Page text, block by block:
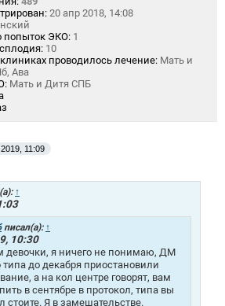
20 апр 2018, 14:08
попыток ЭКО: 1
10
проводилось лечение: Мать и
Ава
Мать и Дитя СПБ
11:09
↑
писал(а): ↑
10:30
девочки, я ничего не понимаю, ДМ
типа до декабря приостановили
а на кол центре говорят, вам
в сентябре в протокол, типа вы
стоите. Я в замешательстве.